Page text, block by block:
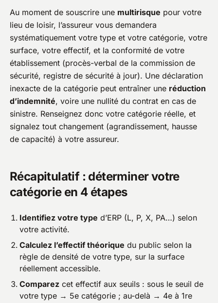
Au moment de souscrire une multirisque pour votre
lieu de loisir, l’assureur vous demandera
systématiquement votre type et votre catégorie, votre
surface, votre effectif, et la conformité de votre
établissement (procès-verbal de la commission de
sécurité, registre de sécurité à jour). Une déclaration
inexacte de la catégorie peut entraîner une réduction
d’indemnité, voire une nullité du contrat en cas de
sinistre. Renseignez donc votre catégorie réelle, et
signalez tout changement (agrandissement, hausse
de capacité) à votre assureur.
Récapitulatif : déterminer votre
catégorie en 4 étapes
Identifiez votre type d’ERP (L, P, X, PA…) selon
votre activité.
Calculez l’effectif théorique du public selon la
règle de densité de votre type, sur la surface
réellement accessible.
Comparez cet effectif aux seuils : sous le seuil de
votre type → 5e catégorie ; au-delà → 4e à 1re